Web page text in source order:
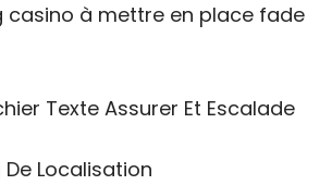
casino à mettre en place fade
Texte Assurer Et Escalade
Localisation